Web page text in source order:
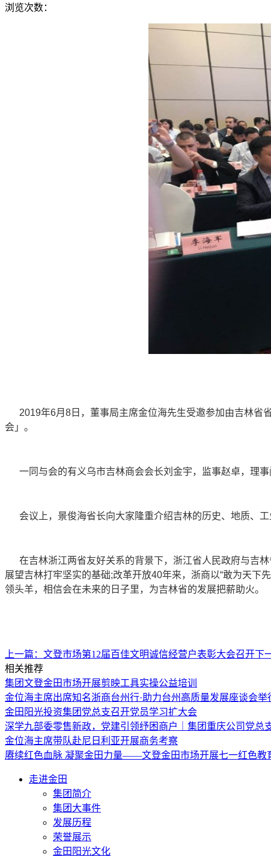
浏览次数：
2019年6月8日，董事局主席金位海先生受邀参加由吉林省
会」。
一同与会的有义乌市吉林商会会长刘金宇，监事赵卓，理事
会议上，景俊海省长向大家隆重介绍吉林的历史、地质、
在吉林浙江两省友好关系的背景下，浙江省人民政府与吉
展望吉林打牢坚实的基础;改革开放40年来，浙商以“敢为天下
领头羊，相信会在未来的日子里，为吉林省的发展把薪助火。
上一篇： 文登市场第12届百佳文明诚信经营户表彰大会召开下
相关推荐
集团文登金田市场开展剪映工具实操公益培训
金位海主席出席知名浙商台州行·助力台州高质量发展座谈会举
金田阳光投资集团党总支召开党员学习扩大会
深学九部委零售新政，党建引领纾困商户｜集团重庆公司党总
金位海主席带队赴尼日利亚开展商务考察
赓续红色血脉 凝聚金田力量——文登金田市场开展七一红色教
走进金田
集团简介
集团大事件
发展历程
荣誉展示
金田阳光文化